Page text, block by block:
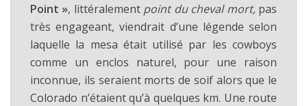
Point », littéralement point du cheval mort,pas
très engageant, viendrait d’une légende selon
laquelle la mesa était utilisé par les cowboys
comme un enclos naturel, pour une raison
inconnue, ils seraient morts de soif alors que le
Colorado n’étaient qu’à quelques km. Une route